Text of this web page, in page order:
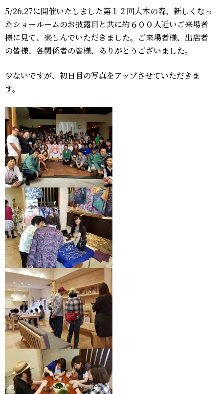
5/26.27に開催いたしました第１２回大木の森、新しくなっ
たショールームのお披露目と共に約６００人近いご来場者
様に見て、楽しんでいただきました。ご来場者様、出店者
の皆様、各関係者の皆様、ありがとうございました。
少ないですが、初日目の写真をアップさせていただきま
す。